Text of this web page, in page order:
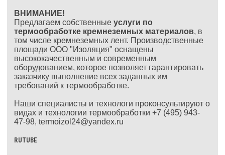
ВНИМАНИЕ!
Предлагаем собственные услуги по
термообработке кремнеземных материалов, в
том числе кремнеземных лент. Производственные
площади ООО "Изоляция" оснащены
высококачественным и современным
оборудованием, которое позволяет гарантировать
заказчику выполнение всех заданных им
требований к термообработке.
Наши специалисты и технологи проконсультируют о
видах и технологии термообработки +7 (495) 943-
47-98, termoizol24@yandex.ru
RUTUBE